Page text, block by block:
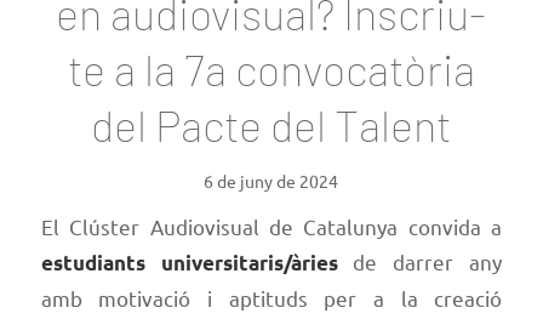
en audiovisual? Inscriu-
te a la 7a convocatòria
del Pacte del Talent
6 de juny de 2024
El Clúster Audiovisual de Catalunya convida a
estudiants universitaris/àriesde darrer any
amb motivació i aptituds per a la creació